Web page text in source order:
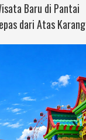
Baru di Pantai
dari Atas Karang